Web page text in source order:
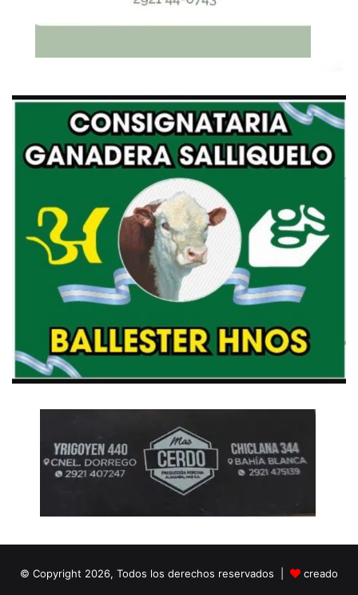
© Copyright 2026, Todos los derechos reservados |
creado